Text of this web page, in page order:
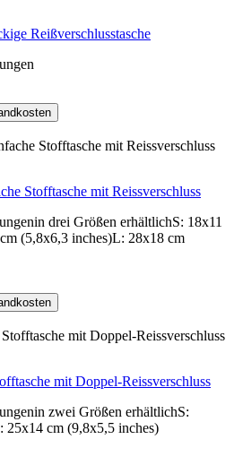
Reißverschlusstasche
Stofftasche mit Reissverschluss
drei Größen erhältlichS: 18x11
(5,8x6,3 inches)L: 28x18 cm
mit Doppel-Reissverschluss
zwei Größen erhältlichS:
25x14 cm (9,8x5,5 inches)